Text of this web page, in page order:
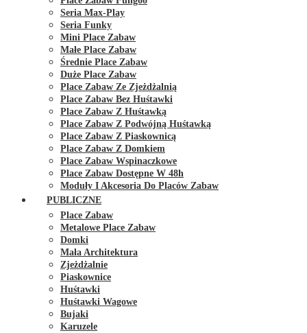
Seria Max-Play
Seria Funky
Mini Place Zabaw
Małe Place Zabaw
Średnie Place Zabaw
Duże Place Zabaw
Place Zabaw Ze Zjeżdżalnią
Place Zabaw Bez Huśtawki
Place Zabaw Z Huśtawką
Place Zabaw Z Podwójną Huśtawką
Place Zabaw Z Piaskownicą
Place Zabaw Z Domkiem
Place Zabaw Wspinaczkowe
Place Zabaw Dostępne W 48h
Moduły I Akcesoria Do Placów Zabaw
PUBLICZNE
Place Zabaw
Metalowe Place Zabaw
Domki
Mała Architektura
Zjeżdżalnie
Piaskownice
Huśtawki
Huśtawki Wagowe
Bujaki
Karuzele